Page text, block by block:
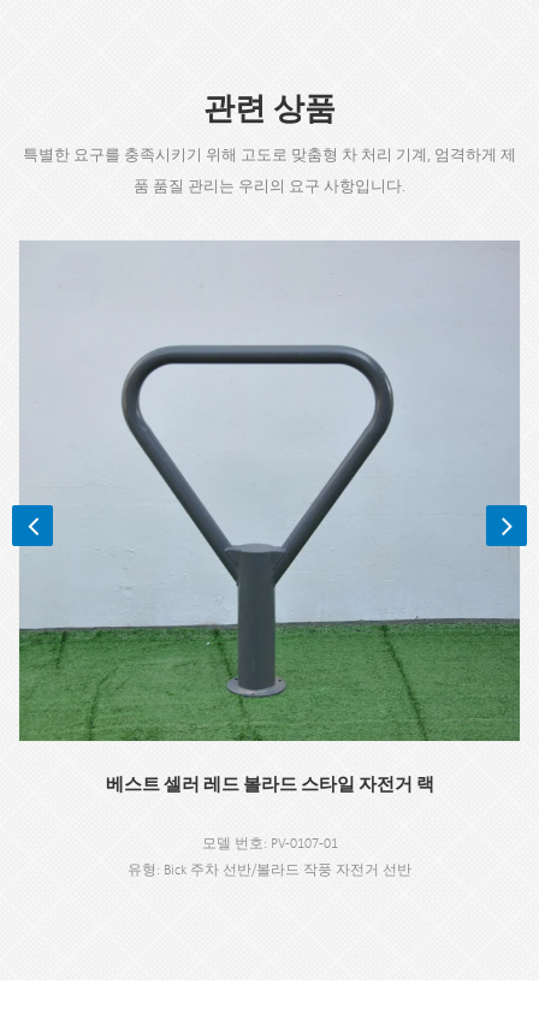
관련 상품
특별한 요구를 충족시키기 위해 고도로 맞춤형 차 처리 기계, 엄격하게 제
품 품질 관리는 우리의 요구 사항입니다.
베스트 셀러 레드 볼라드 스타일 자전거 랙
모델 번호: PV-0107-01
유형: Bick 주차 선반/볼라드 작풍 자전거 선반